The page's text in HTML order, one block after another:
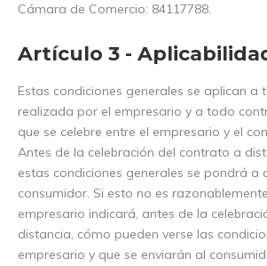
Cámara de Comercio: 84117788.
Artículo 3 -
Estas condiciones generales se aplican a
realizada por el empresario y a todo
que se celebre entre el empresario y el
Antes de la celebración del contrato a
estas condiciones generales se pondrá a
consumidor. Si esto no es
empresario indicará, antes de la
distancia, cómo pueden verse las
empresario y que se enviarán al